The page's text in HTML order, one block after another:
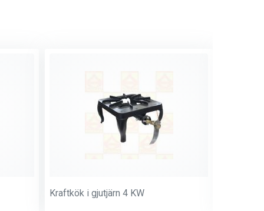
Kraftkök i gjutjärn 4 KW